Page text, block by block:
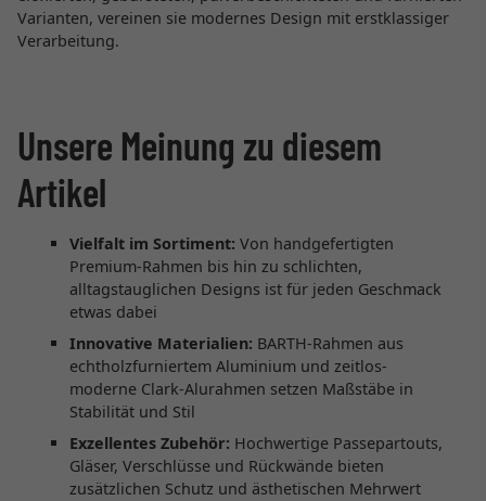
Varianten, vereinen sie modernes Design mit erstklassiger
Verarbeitung.
Unsere Meinung zu diesem
Artikel
Vielfalt im Sortiment: Von handgefertigten
Premium-Rahmen bis hin zu schlichten,
alltagstauglichen Designs ist für jeden Geschmack
etwas dabei
Innovative Materialien: BARTH-Rahmen aus
echtholzfurniertem Aluminium und zeitlos-
moderne Clark-Alurahmen setzen Maßstäbe in
Stabilität und Stil
Exzellentes Zubehör: Hochwertige Passepartouts,
Gläser, Verschlüsse und Rückwände bieten
zusätzlichen Schutz und ästhetischen Mehrwert